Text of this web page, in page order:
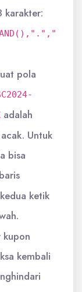
karakter:
pola
adalah
Untuk
bisa
ketik
kupon
kembali